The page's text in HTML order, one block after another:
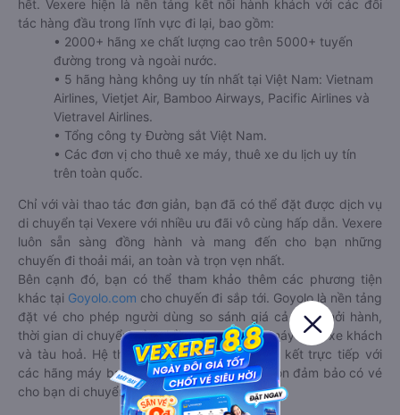
hết. Vexere hiện là nền tảng kết nối hành khách với các đối
tác hàng đầu trong lĩnh vực đi lại, bao gồm:
• 2000+ hãng xe chất lượng cao trên 5000+ tuyến
đường trong và ngoài nước.
• 5 hãng hàng không uy tín nhất tại Việt Nam: Vietnam
Airlines, Vietjet Air, Bamboo Airways, Pacific Airlines và
Vietravel Airlines.
• Tổng công ty Đường sắt Việt Nam.
• Các đơn vị cho thuê xe máy, thuê xe du lịch uy tín
trên toàn quốc.
Chỉ với vài thao tác đơn giản, bạn đã có thể đặt được dịch vụ
di chuyển tại Vexere với nhiều ưu đãi vô cùng hấp dẫn. Vexere
luôn sẵn sàng đồng hành và mang đến cho bạn những
chuyến đi thoải mái, an toàn và trọn vẹn nhất.
Bên cạnh đó, bạn có thể tham khảo thêm các phương tiện
khác tại Goyolo.com cho chuyến đi sắp tới. Goyolo là nền tảng
đặt vé cho phép người dùng so sánh giá cả, giờ khởi hành,
thời gian di chuyển của nhiều phương tiện máy bay, xe khách
và tàu hoả. Hệ thống của Goyolo được liên kết trực tiếp với
các hãng máy bay, xe khách và tàu hoả, luôn đảm bảo có vé
cho bạn di chuyển.